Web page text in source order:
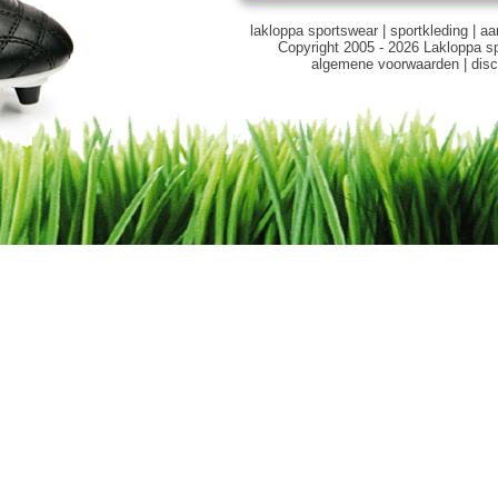
lakloppa sportswear| sportkleding|
Copyright 2005 - 2026 Lakloppa
algemene voorwaarden